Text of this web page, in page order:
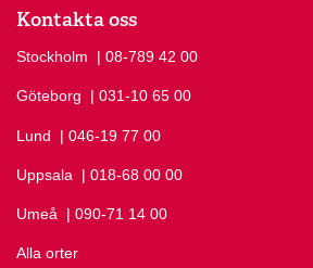
Kontakta oss
Stockholm Ring Stockholm på
| 08-789 42 00
Göteborg Ring Göteborg på
| 031-10 65 00
Lund Ring Lund på
| 046-19 77 00
Uppsala Ring Uppsala på
| 018-68 00 00
Umeå Ring Umeå på
| 090-71 14 00
Alla orter